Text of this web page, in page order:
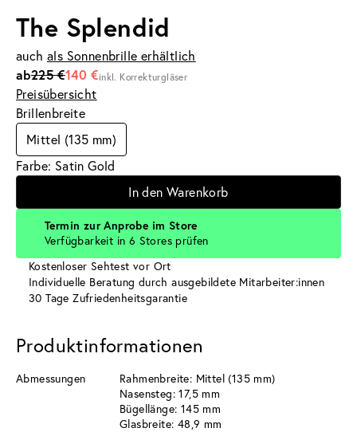
The Splendid
auch als Sonnenbrille erhältlich
ab225 €140 €inkl. Korrekturgläser
Preisübersicht
Brillenbreite
Mittel (135 mm)
Farbe: Satin Gold
In den Warenkorb
Termin zur Anprobe im Store
Verfügbarkeit in 6 Stores prüfen
Kostenloser Sehtest vor Ort
Individuelle Beratung durch ausgebildete Mitarbeiter:innen
30 Tage Zufriedenheitsgarantie
Produktinformationen
Abmessungen
Rahmenbreite: Mittel (135 mm)
Nasensteg: 17,5 mm
Bügellänge: 145 mm
Glasbreite: 48,9 mm